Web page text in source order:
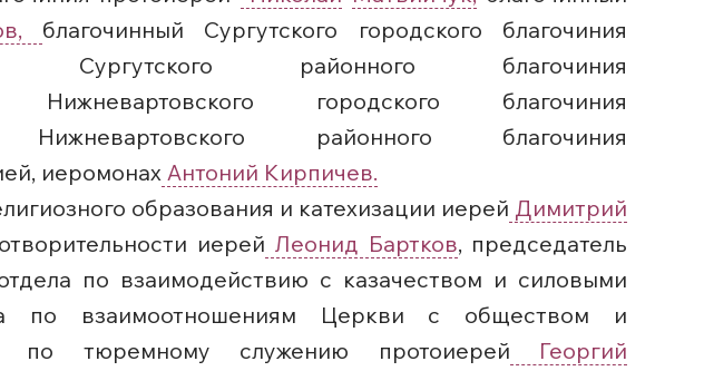
благочинный Сургутского городского благочиния
Сургутского районного благочиния
Нижневартовского городского благочиния
районного благочиния
иеромонах Антоний Кирпичев.
образования и катехизации иерей Димитрий
иерей Леонид Бартков, председатель
по взаимодействию с казачеством и силовыми
по взаимоотношениям Церкви с обществом и
по тюремному служению протоиерей Георгий